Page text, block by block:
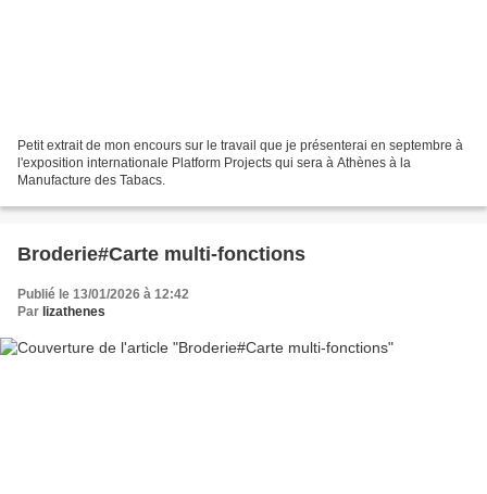
Petit extrait de mon encours sur le travail que je présenterai en septembre à
l'exposition internationale Platform Projects qui sera à Athènes à la
Manufacture des Tabacs.
Broderie#Carte multi-fonctions
Publié le 13/01/2026 à 12:42
Par lizathenes